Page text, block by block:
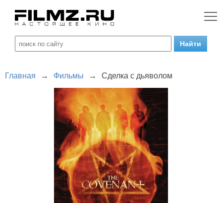
Главная → Фильмы → Сделка с дьяволом